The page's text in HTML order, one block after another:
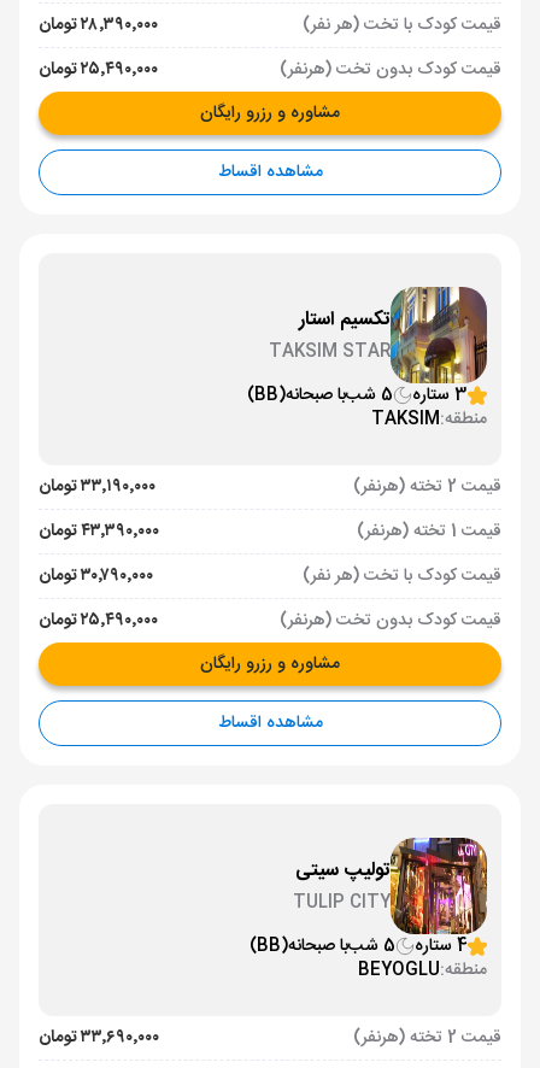
قیمت کودک با تخت (هر نفر)
۲۸٬۳۹۰٬۰۰۰ تومان
قیمت کودک بدون تخت (هرنفر)
۲۵٬۴۹۰٬۰۰۰ تومان
مشاوره و رزرو رایگان
مشاهده اقساط
تکسیم استار
TAKSIM STAR
3 ستاره
5 شب با صبحانه(BB)
منطقه:TAKSIM
قیمت 2 تخته (هرنفر)
۳۳٬۱۹۰٬۰۰۰ تومان
قیمت 1 تخته (هرنفر)
۴۳٬۳۹۰٬۰۰۰ تومان
قیمت کودک با تخت (هر نفر)
۳۰٬۷۹۰٬۰۰۰ تومان
قیمت کودک بدون تخت (هرنفر)
۲۵٬۴۹۰٬۰۰۰ تومان
مشاوره و رزرو رایگان
مشاهده اقساط
تولیپ سیتی
TULIP CITY
4 ستاره
5 شب با صبحانه(BB)
منطقه:BEYOGLU
قیمت 2 تخته (هرنفر) ۳۳٬۶۹۰٬۰۰۰ تومان